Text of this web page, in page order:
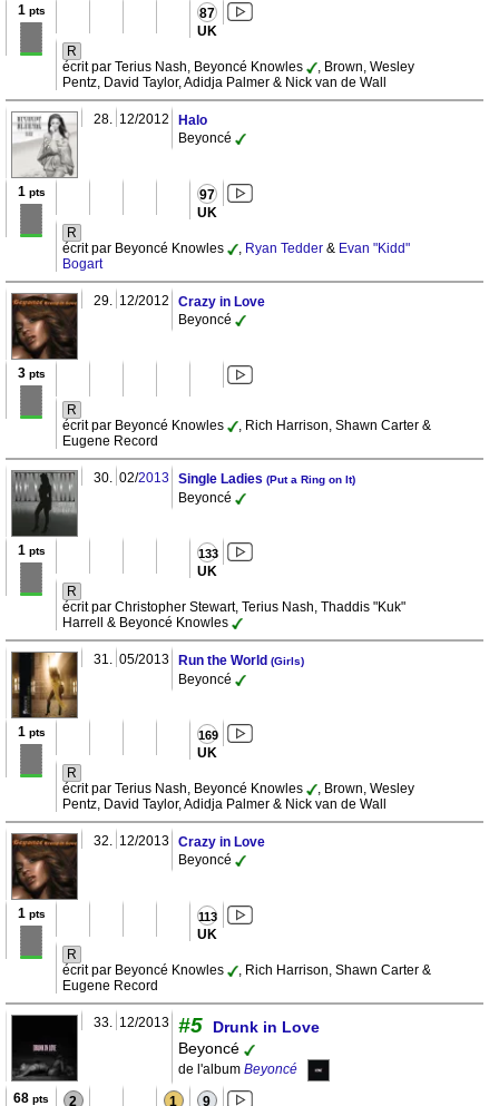
1pts 87
UK
R
écrit par Terius Nash, Beyoncé Knowles
, Brown, Wesley
Pentz, David Taylor, Adidja Palmer & Nick van de Wall
28. 12/2012
Halo
Beyoncé
1pts 97
UK
R
écrit par Beyoncé Knowles
, Ryan Tedder & Evan "Kidd"
Bogart
29. 12/2012
Crazy in Love
Beyoncé
3pts
R
écrit par Beyoncé Knowles
, Rich Harrison, Shawn Carter &
Eugene Record
30. 02/2013 Single Ladies (Put a Ring on It)
Beyoncé
1pts
133
UK
R
écrit par Christopher Stewart, Terius Nash, Thaddis "Kuk"
Harrell & Beyoncé Knowles
31. 05/2013 Run the World (Girls)
Beyoncé
1pts
169
UK
R
écrit par Terius Nash, Beyoncé Knowles
, Brown, Wesley
Pentz, David Taylor, Adidja Palmer & Nick van de Wall
32. 12/2013 Crazy in Love
Beyoncé
1pts
113
UK
R
écrit par Beyoncé Knowles
, Rich Harrison, Shawn Carter &
Eugene Record
33. 12/2013 #5
Drunk in Love
Beyoncé
de l'album Beyoncé
68 pts 2 1 9